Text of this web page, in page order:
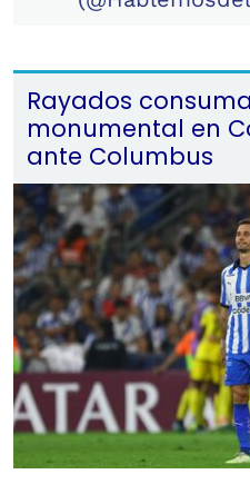
Rayados
monumental en
ante Columbus